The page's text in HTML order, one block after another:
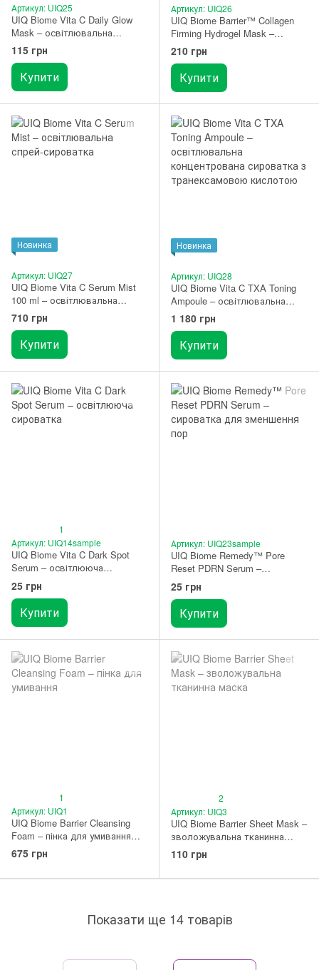
Артикул: UIQ25
UIQ Biome Vita C Daily Glow
Mask – освітлювальна
тканинна маска з вітаміном C
1 шт.
115 грн
Купити
Артикул: UIQ26
UIQ Biome Barrier™ Collagen
Firming Hydrogel Mask –
гідрогелева маска з
колагеном 1 шт.
210 грн
Купити
Новинка
Артикул: UIQ27
UIQ Biome Vita C Serum Mist
100 ml – освітлювальна
спрей-сироватка 100 мл.
710 грн
Купити
Новинка
Артикул: UIQ28
UIQ Biome Vita C TXA Toning
Ampoule – освітлювальна
концентрована сироватка з
транексамовою кислотою 30
мл.
1 180 грн
Купити
1
Артикул: UIQ14sample
UIQ Biome Vita C Dark Spot
Serum – освітлююча
сироватка ПРОБНИК
25 грн
Купити
Артикул: UIQ23sample
UIQ Biome Remedy™ Pore
Reset PDRN Serum –
сироватка для зменшення
пор ПРОБНИК
25 грн
Купити
1
Артикул: UIQ1
UIQ Biome Barrier Cleansing
Foam – пінка для умивання
120 мл
675 грн
2
Артикул: UIQ3
UIQ Biome Barrier Sheet Mask –
зволожувальна тканинна
маска 26 мл
110 грн
Показати ще 14 товарів